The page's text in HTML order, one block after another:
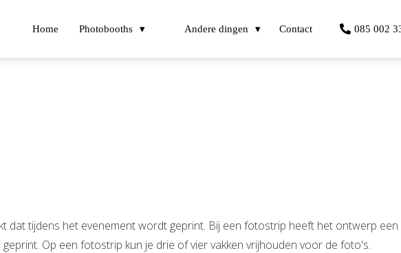
Home Photobooths Andere dingen Contact 085 002
tijdens het evenement wordt geprint. Bij een fotostrip heeft het ontwerp een
Op een fotostrip kun je drie of vier vakken vrijhouden voor de foto's.